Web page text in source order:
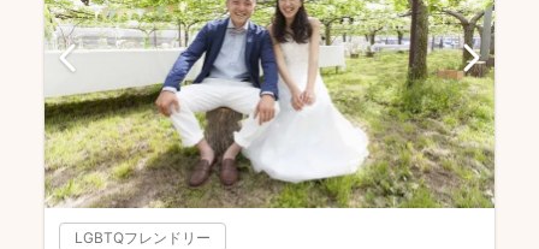
LGBTQフレンドリー